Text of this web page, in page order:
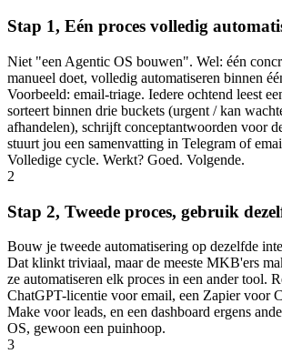
Stap 1, Eén proces volledig
Niet "een Agentic OS bouwen". Wel: één
manueel doet, volledig automatiseren binnen
Voorbeeld: email-triage. Iedere ochtend leest
sorteert binnen drie buckets (urgent / kan
afhandelen), schrijft conceptantwoorden voor
stuurt jou een samenvatting in Telegram of
Volledige cycle. Werkt? Goed. Volgende.
2
Stap 2, Tweede proces, gebruik
Bouw je tweede automatisering op dezelfde
Dat klinkt triviaal, maar de meeste MKB'ers
ze automatiseren elk proces in een ander tool.
ChatGPT-licentie voor email, een Zapier voor
Make voor leads, en een dashboard ergens
OS, gewoon een puinhoop.
3